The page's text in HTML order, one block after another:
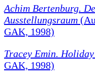
Achim Bertenburg.
Ausstellungsraum
GAK, 1998)
Tracey Emin.
GAK, 1998)